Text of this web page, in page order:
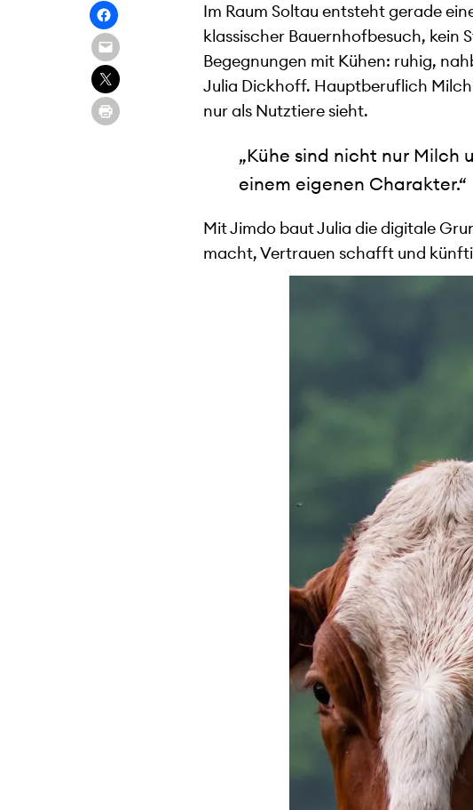
Im Raum Soltau entsteht gerade
klassischer Bauernhofbesuch, kein
Begegnungen mit Kühen: ruhig,
Julia Dickhoff. Hauptberuflich
nur als Nutztiere sieht.
„Kühe sind nicht nur Milch
einem eigenen Charakter.“
Mit Jimdo baut Julia die digitale
macht, Vertrauen schafft und